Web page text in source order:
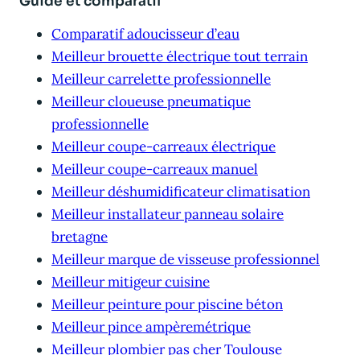
Comparatif adoucisseur d’eau
Meilleur brouette électrique tout terrain
Meilleur carrelette professionnelle
Meilleur cloueuse pneumatique
professionnelle
Meilleur coupe-carreaux électrique
Meilleur coupe-carreaux manuel
Meilleur déshumidificateur climatisation
Meilleur installateur panneau solaire
bretagne
Meilleur marque de visseuse professionnel
Meilleur mitigeur cuisine
Meilleur peinture pour piscine béton
Meilleur pince ampèremétrique
Meilleur plombier pas cher Toulouse